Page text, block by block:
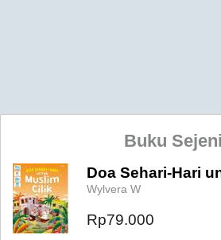
Buku
Doa Sehari-Hari
Wylvera W
Rp79.000